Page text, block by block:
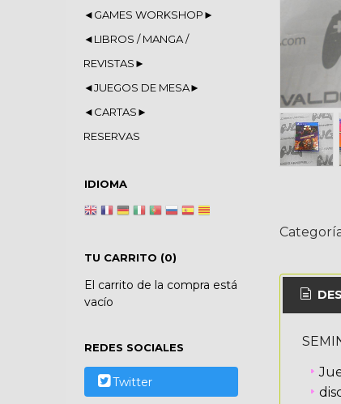
◄GAMES WORKSHOP►
◄LIBROS / MANGA /
REVISTAS►
◄JUEGOS DE MESA►
◄CARTAS►
RESERVAS
IDIOMA
TU CARRITO (0)
El carrito de la compra está
vacío
REDES SOCIALES
Twitter